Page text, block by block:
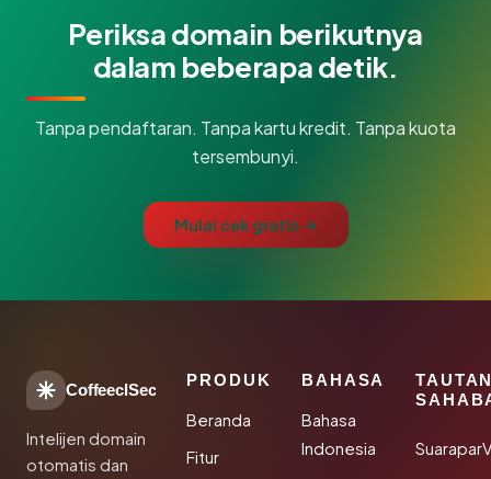
Periksa domain berikutnya
dalam beberapa detik.
Tanpa pendaftaran. Tanpa kartu kredit. Tanpa kuota
tersembunyi.
Mulai cek gratis →
CoffeeclSec
Intelijen domain
otomatis dan
PRODUK
Beranda
Fitur
BAHASA
Bahasa
Indonesia